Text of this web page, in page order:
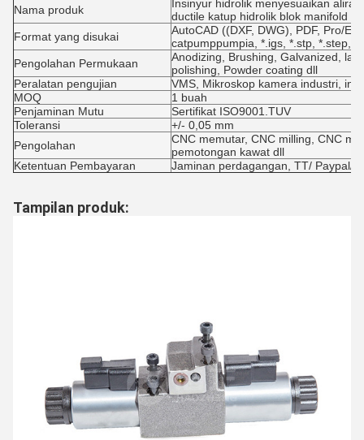
Nama produk
Insinyur hidrolik menyesuaikan
ductile katup hidrolik blok manifold
Format yang disukai
AutoCAD ((DXF, DWG), PDF, Pro/E,
catpumppumpia, *.igs, *.stp, *.step,
Pengolahan Permukaan
Anodizing, Brushing, Galvanized,
polishing, Powder coating dll
Peralatan pengujian
VMS, Mikroskop kamera industri,
MOQ
1 buah
Penjaminan Mutu
Sertifikat ISO9001.TUV
Toleransi
+/- 0,05 mm
Pengolahan
CNC memutar, CNC milling, CNC
pemotongan kawat dll
Ketentuan Pembayaran
Jaminan perdagangan, TT/ Paypal/
Tampilan produk: